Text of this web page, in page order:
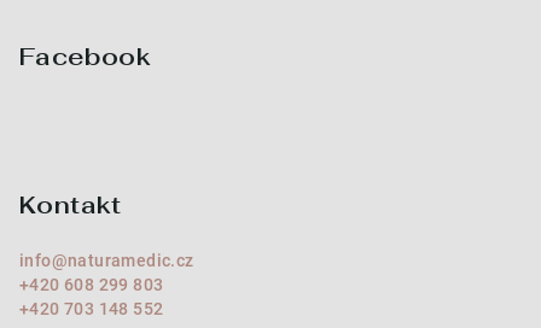
Facebook
Kontakt
info@naturamedic.cz
+420 608 299 803
+420 703 148 552